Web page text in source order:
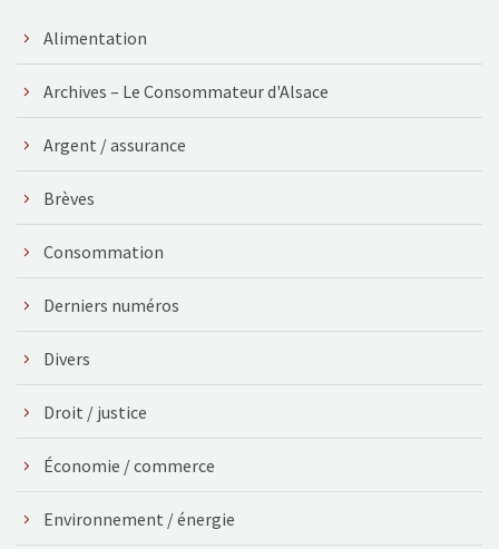
Alimentation
Archives – Le Consommateur d'Alsace
Argent / assurance
Brèves
Consommation
Derniers numéros
Divers
Droit / justice
Économie / commerce
Environnement / énergie